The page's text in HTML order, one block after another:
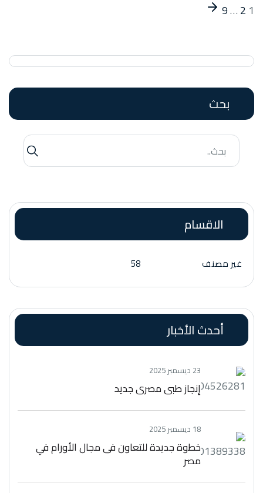
1
2
…
9
بحث
الاقسام
غير مصنف 58
أحدث الأخبار
23 ديسمبر 2025
إنجاز طبي مصري جديد
18 ديسمبر 2025
خطوة جديدة للتعاون فى مجال الأورام في
مصر